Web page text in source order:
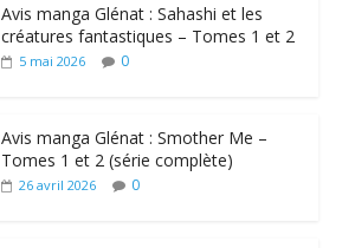
Avis manga Glénat : Sahashi et les
créatures fantastiques – Tomes 1 et 2
5 mai 2026 0
Avis manga Glénat : Smother Me –
Tomes 1 et 2 (série complète)
26 avril 2026 0